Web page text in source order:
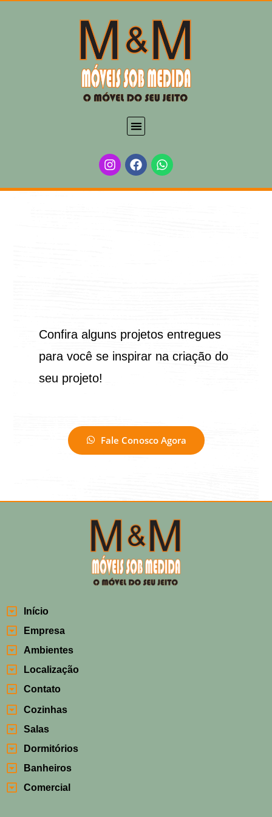
Confira alguns projetos entregues
para você se inspirar na criação do
seu projeto!
Fale Conosco Agora
Início
Empresa
Ambientes
Localização
Contato
Cozinhas
Salas
Dormitórios
Banheiros
Comercial